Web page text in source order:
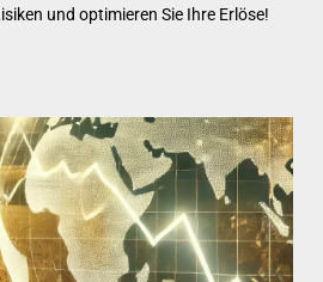
und optimieren Sie Ihre Erlöse!